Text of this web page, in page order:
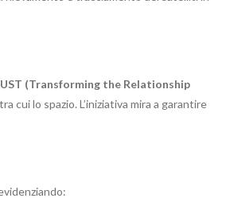
(Transforming the Relationship
cui lo spazio. L’iniziativa mira a garantire